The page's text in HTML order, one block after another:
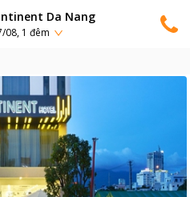
Da Nang
08, 1 đêm